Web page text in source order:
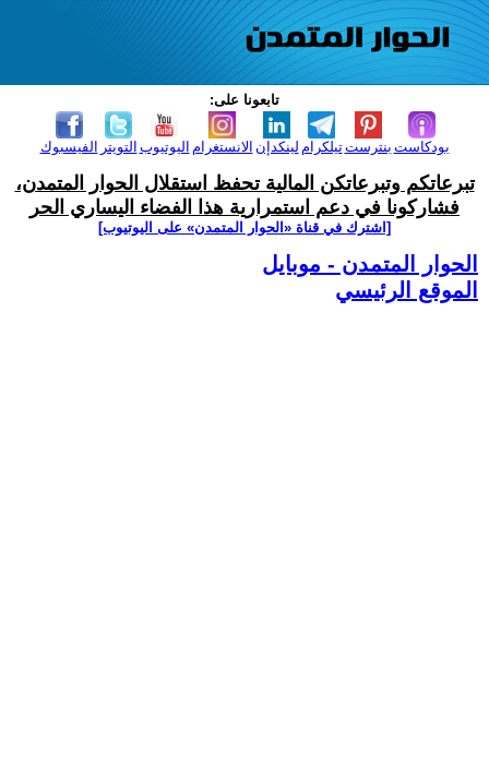
تابعونا على:
الفيسبوك التويتر اليوتيوب الانستغرام لينكدإن تيلكرامبنترست بودكاست
تبرعاتكم وتبرعاتكن المالية تحفظ استقلال الحوار المتمدن،
فشاركونا في دعم استمرارية هذا الفضاء اليساري الحر
[اشترك في قناة ‫«الحوار المتمدن» على اليوتيوب]
الحوار المتمدن - موبايل
الموقع الرئيسي